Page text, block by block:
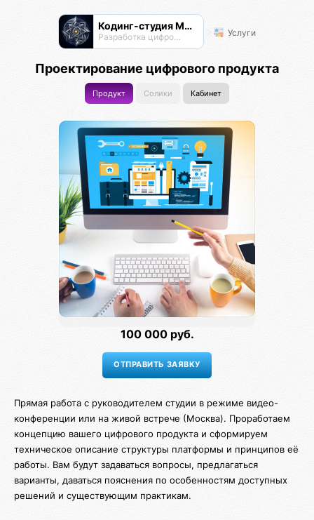
Кодинг-студия Магнатор
Разработка цифровых продуктов Услуги
Проектирование цифрового продукта
Продукт Солики Кабинет
100 000 руб.
Прямая работа с руководителем студии в режиме видео-
конференции или на живой встрече (Москва). Проработаем
концепцию вашего цифрового продукта и сформируем
техническое описание структуры платформы и принципов её
работы. Вам будут задаваться вопросы, предлагаться
варианты, даваться пояснения по особенностям доступных
решений и существующим практикам.